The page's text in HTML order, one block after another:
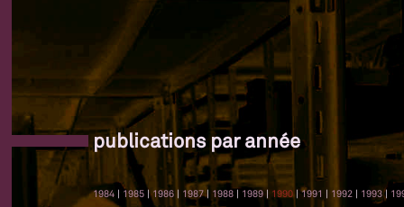
publications par année
1984 | 1985 |1986 | 1987| 1988 | 1989| 1990 |1991 | 1992 | 1993|